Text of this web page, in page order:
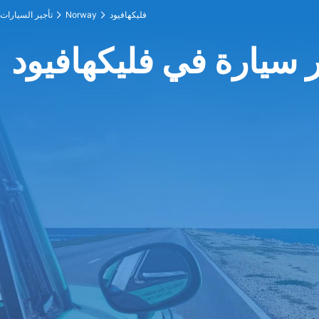
تأجير السيارات Norway فليكهافيود
سيارة في فليكهافيود